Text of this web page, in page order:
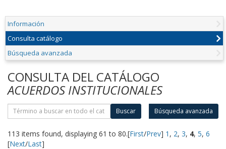
Información
Consulta catálogo
Búsqueda avanzada
CONSULTA DEL CATÁLOGO
ACUERDOS INSTITUCIONALES
Buscar Búsqueda avanzada
113 items found, displaying 61 to 80.[First/Prev] 1 , 2, 3, 4, 5, 6
[Next/Last]